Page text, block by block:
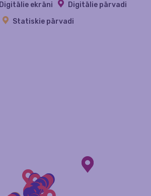
Digitālie ekrāni
Digitālie pārvadi
Statiskie pārvadi